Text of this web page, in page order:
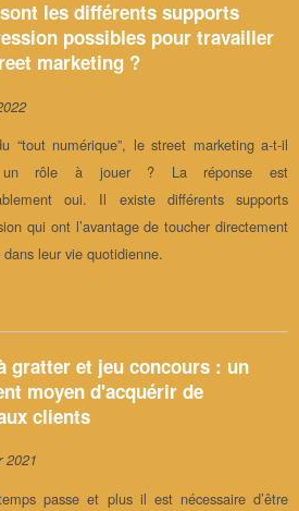
les différents supports
possibles pour travailler
marketing ?
“tout numérique”, le street marketing a-t-il
un rôle à jouer ? La réponse est
oui. Il existe différents supports
qui ont l’avantage de toucher directement
dans leur vie quotidienne.
gratter et jeu concours : un
moyen d'acquérir de
clients
2021
passe et plus il est nécessaire d’être